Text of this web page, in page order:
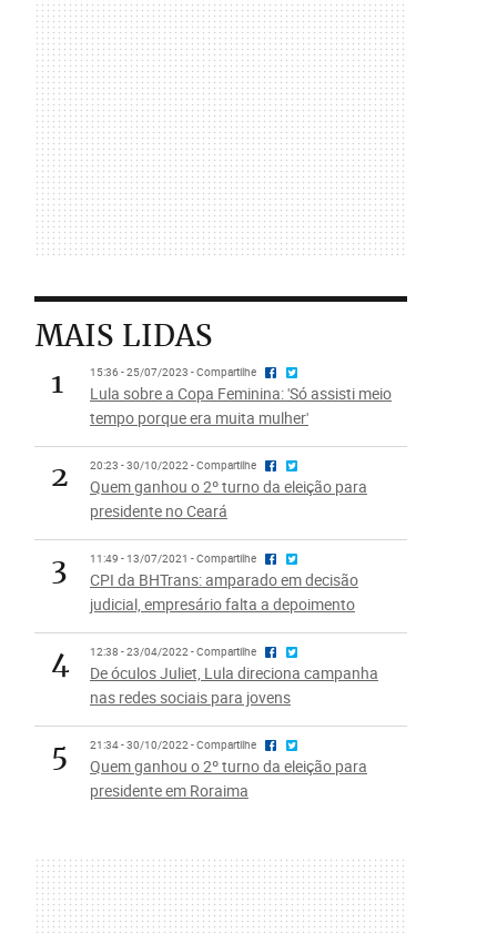
MAIS LIDAS
1
15:36 - 25/07/2023 - Compartilhe
Lula sobre a Copa Feminina: 'Só assisti meio
tempo porque era muita mulher'
2 20:23 - 30/10/2022 - Compartilhe
Quem ganhou o 2º turno da eleição para
presidente no Ceará
3 11:49 - 13/07/2021 - Compartilhe
CPI da BHTrans: amparado em decisão
judicial, empresário falta a depoimento
4 12:38 - 23/04/2022 - Compartilhe
De óculos Juliet, Lula direciona campanha
nas redes sociais para jovens
5 21:34 - 30/10/2022 - Compartilhe
Quem ganhou o 2º turno da eleição para
presidente em Roraima